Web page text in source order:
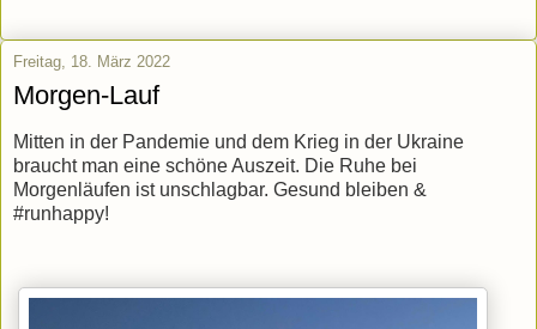
Freitag, 18. März 2022
Morgen-Lauf
Mitten in der Pandemie und dem Krieg in der Ukraine
braucht man eine schöne Auszeit. Die Ruhe bei
Morgenläufen ist unschlagbar. Gesund bleiben &
#runhappy!